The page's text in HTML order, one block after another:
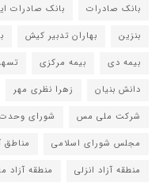
بانک صادرات
بانک صادرات
بنزین
بهاران تدبیر کیش
بیمه دی
بیمه مرکزی
دانش بنیان
زهرا نظری مهر
شرکت ملی مس
شورای وحدت
مجلس شورای اسلامی
مناطق
منطقه آزاد انزلی
منطقه آزاد